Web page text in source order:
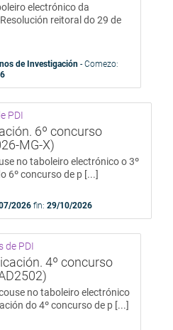
electrónico da
reitoral do 29 de
de Investigación - Comezo:
PDI
6º concurso
MG-X)
no taboleiro electrónico o 3º
6º concurso de p [...]
2026 fin: 29/10/2026
de PDI
4º concurso
no taboleiro electrónico
do 4º concurso de p [...]